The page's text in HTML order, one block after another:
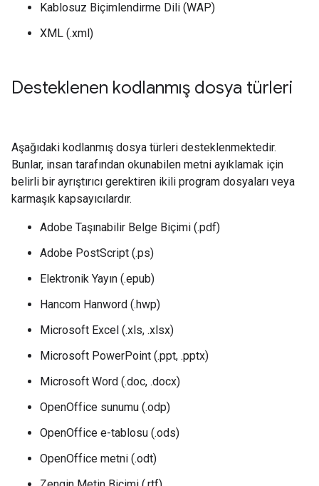
Kablosuz Biçimlendirme Dili (WAP)
XML (.xml)
Desteklenen kodlanmış dosya türleri
Aşağıdaki kodlanmış dosya türleri desteklenmektedir.
Bunlar, insan tarafından okunabilen metni ayıklamak için
belirli bir ayrıştırıcı gerektiren ikili program dosyaları veya
karmaşık kapsayıcılardır.
Adobe Taşınabilir Belge Biçimi (.pdf)
Adobe PostScript (.ps)
Elektronik Yayın (.epub)
Hancom Hanword (.hwp)
Microsoft Excel (.xls, .xlsx)
Microsoft PowerPoint (.ppt, .pptx)
Microsoft Word (.doc, .docx)
OpenOffice sunumu (.odp)
OpenOffice e-tablosu (.ods)
OpenOffice metni (.odt)